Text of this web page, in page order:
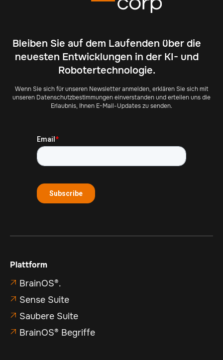
Bleiben Sie auf dem Laufenden über die
neuesten Entwicklungen in der KI- und
Robotertechnologie.
Wenn Sie sich für unseren Newsletter anmelden, erklären Sie sich mit
unseren Datenschutzbestimmungen einverstanden und erteilen uns die
Erlaubnis, Ihnen E-Mail-Updates zu senden.
Plattform
 BrainOS®.
 Sense Suite
 Saubere Suite
 BrainOS® Begriffe